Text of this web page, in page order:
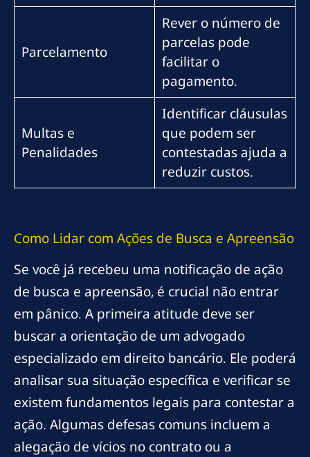
Parcelamento
Rever o número de
parcelas pode
facilitar o
pagamento.
Multas e
Penalidades
Identificar cláusulas
que podem ser
contestadas ajuda a
reduzir custos.
Como Lidar com Ações de Busca e Apreensão
Se você já recebeu uma notificação de ação
de busca e apreensão, é crucial não entrar
em pânico. A primeira atitude deve ser
buscar a orientação de um advogado
especializado em direito bancário. Ele poderá
analisar sua situação específica e verificar se
existem fundamentos legais para contestar a
ação. Algumas defesas comuns incluem a
alegação de vícios no contrato ou a